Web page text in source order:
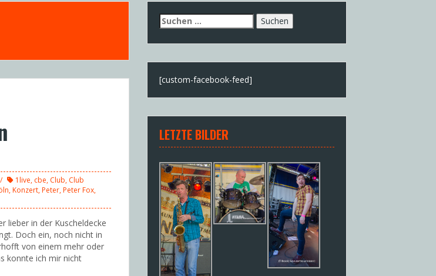
1live, cbe, Club, Club
,Konzert,Peter,Peter Fox,
lieber in der Kuscheldecke
Doch ein, noch nicht in
von einem mehr oder
konnte ich mir nicht
Suchen
nach:
[custom-facebook-feed]
LETZTE BILDER